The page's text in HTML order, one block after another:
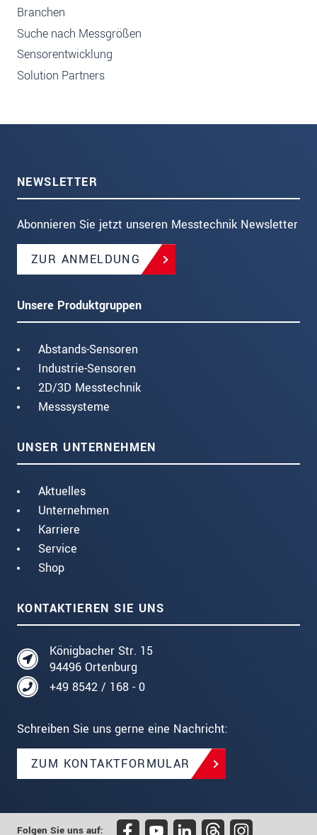
Branchen
Suche nach Messgrößen
Sensorentwicklung
Solution Partners
NEWSLETTER
Abonnieren Sie jetzt unseren Messtechnik Newsletter
ZUR ANMELDUNG
Unsere Produktgruppen
Abstands-Sensoren
Industrie-Sensoren
2D/3D Messtechnik
Messsysteme
UNSER UNTERNEHMEN
Aktuelles
Unternehmen
Karriere
Service
Shop
KONTAKTIEREN SIE UNS
Königbacher Str. 15
94496 Ortenburg
+49 8542 / 168 - 0
Schreiben Sie uns gerne eine Nachricht:
ZUM KONTAKTFORMULAR
Folgen Sie uns auf: